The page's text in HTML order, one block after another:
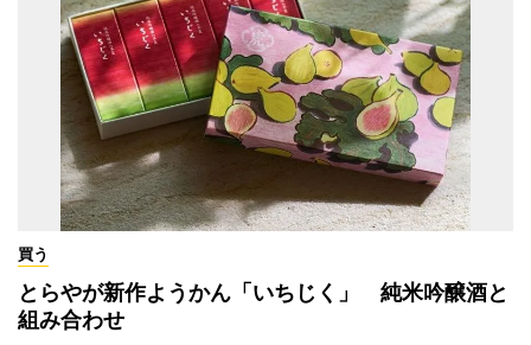
買う
とらやが新作ようかん「いちじく」 純米吟醸酒と
組み合わせ